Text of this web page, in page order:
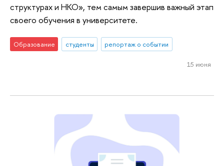
структурах и НКО», тем самым завершив важный этап
своего обучения в университете.
Образование студенты репортаж о событии
15 июня